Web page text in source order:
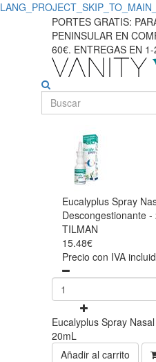
PORTES GRATIS:
PENINSULAR EN
60€. ENTREGAS EN
Eucalyplus Spray
Descongestionante -
TILMAN
15.48€
Precio con IVA
Eucalyplus Spray
20mL
Añadir al carrito